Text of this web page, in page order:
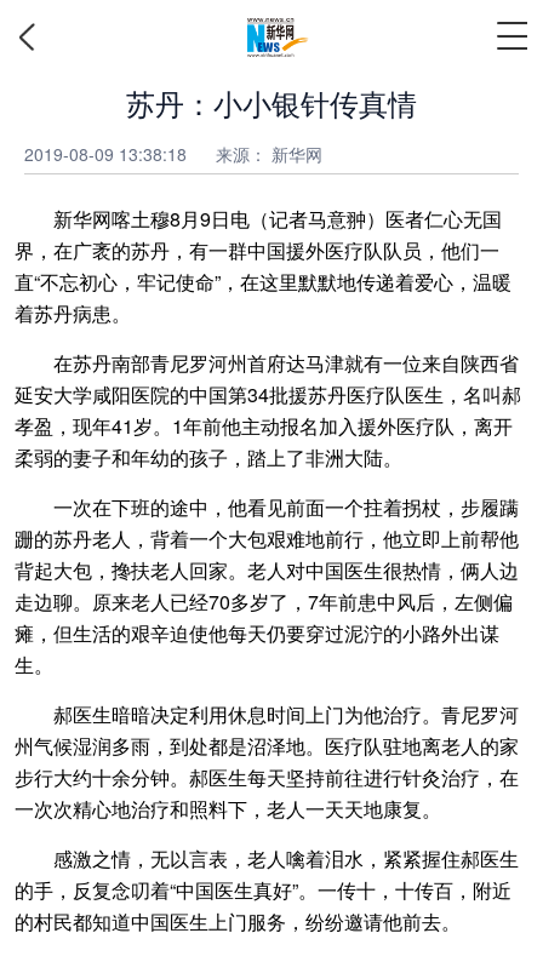
苏丹：小小银针传真情
2019-08-09 13:38:18 来源： 新华网
新华网喀土穆8月9日电（记者马意翀）医者仁心无国
界，在广袤的苏丹，有一群中国援外医疗队队员，他们一
直“不忘初心，牢记使命”，在这里默默地传递着爱心，温暖
着苏丹病患。
在苏丹南部青尼罗河州首府达马津就有一位来自陕西省
延安大学咸阳医院的中国第34批援苏丹医疗队医生，名叫郝
孝盈，现年41岁。1年前他主动报名加入援外医疗队，离开
柔弱的妻子和年幼的孩子，踏上了非洲大陆。
一次在下班的途中，他看见前面一个拄着拐杖，步履蹒
跚的苏丹老人，背着一个大包艰难地前行，他立即上前帮他
背起大包，搀扶老人回家。老人对中国医生很热情，俩人边
走边聊。原来老人已经70多岁了，7年前患中风后，左侧偏
瘫，但生活的艰辛迫使他每天仍要穿过泥泞的小路外出谋
生。
郝医生暗暗决定利用休息时间上门为他治疗。青尼罗河
州气候湿润多雨，到处都是沼泽地。医疗队驻地离老人的家
步行大约十余分钟。郝医生每天坚持前往进行针灸治疗，在
一次次精心地治疗和照料下，老人一天天地康复。
感激之情，无以言表，老人噙着泪水，紧紧握住郝医生
的手，反复念叨着“中国医生真好”。一传十，十传百，附近
的村民都知道中国医生上门服务，纷纷邀请他前去。